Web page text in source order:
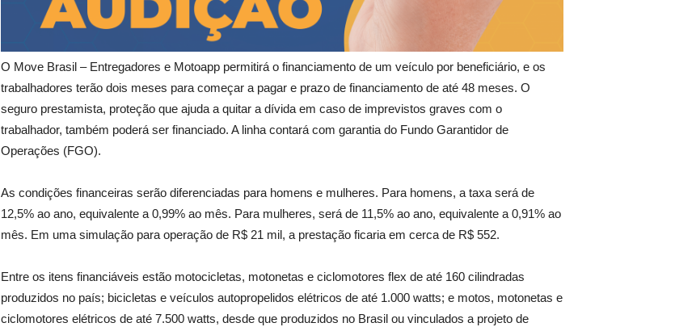
O Move Brasil – Entregadores e Motoapp permitirá o financiamento de um veículo por beneficiário, e os
trabalhadores terão dois meses para começar a pagar e prazo de financiamento de até 48 meses. O
seguro prestamista, proteção que ajuda a quitar a dívida em caso de imprevistos graves com o
trabalhador, também poderá ser financiado. A linha contará com garantia do Fundo Garantidor de
Operações (FGO).
As condições financeiras serão diferenciadas para homens e mulheres. Para homens, a taxa será de
12,5% ao ano, equivalente a 0,99% ao mês. Para mulheres, será de 11,5% ao ano, equivalente a 0,91% ao
mês. Em uma simulação para operação de R$ 21 mil, a prestação ficaria em cerca de R$ 552.
Entre os itens financiáveis estão motocicletas, motonetas e ciclomotores flex de até 160 cilindradas
produzidos no país; bicicletas e veículos autopropelidos elétricos de até 1.000 watts; e motos, motonetas e
ciclomotores elétricos de até 7.500 watts, desde que produzidos no Brasil ou vinculados a projeto de